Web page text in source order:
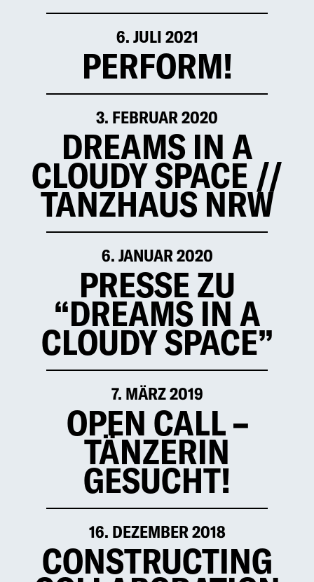
6. JULI 2021
PERFORM!
3. FEBRUAR 2020
DREAMS IN A
CLOUDY SPACE //
TANZHAUS NRW
6. JANUAR 2020
PRESSE ZU
“DREAMS IN A
CLOUDY SPACE”
7. MÄRZ 2019
OPEN CALL –
TÄNZERIN
GESUCHT!
16. DEZEMBER 2018
CONSTRUCTING